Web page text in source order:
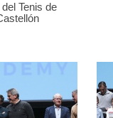
Tenis de